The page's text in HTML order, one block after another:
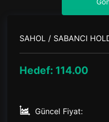
SAHOL / SABANCI
Hedef: 114.00
Güncel Fiyat: